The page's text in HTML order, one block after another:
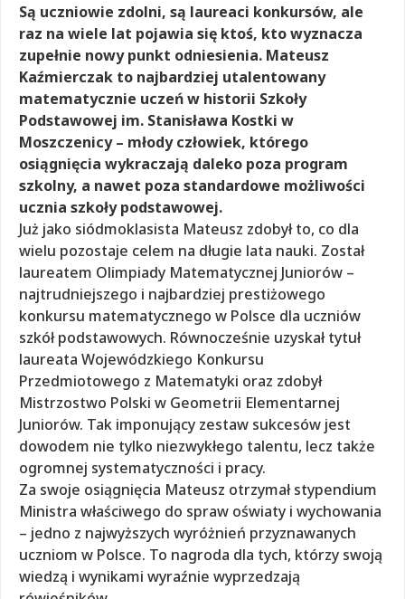
Są uczniowie zdolni, są laureaci konkursów, ale
raz na wiele lat pojawia się ktoś, kto wyznacza
zupełnie nowy punkt odniesienia. Mateusz
Kaźmierczak to najbardziej utalentowany
matematycznie uczeń w historii Szkoły
Podstawowej im. Stanisława Kostki w
Moszczenicy – młody człowiek, którego
osiągnięcia wykraczają daleko poza program
szkolny, a nawet poza standardowe możliwości
ucznia szkoły podstawowej.
Już jako siódmoklasista Mateusz zdobył to, co dla
wielu pozostaje celem na długie lata nauki. Został
laureatem Olimpiady Matematycznej Juniorów –
najtrudniejszego i najbardziej prestiżowego
konkursu matematycznego w Polsce dla uczniów
szkół podstawowych. Równocześnie uzyskał tytuł
laureata Wojewódzkiego Konkursu
Przedmiotowego z Matematyki oraz zdobył
Mistrzostwo Polski w Geometrii Elementarnej
Juniorów. Tak imponujący zestaw sukcesów jest
dowodem nie tylko niezwykłego talentu, lecz także
ogromnej systematyczności i pracy.
Za swoje osiągnięcia Mateusz otrzymał stypendium
Ministra właściwego do spraw oświaty i wychowania
– jedno z najwyższych wyróżnień przyznawanych
uczniom w Polsce. To nagroda dla tych, którzy swoją
wiedzą i wynikami wyraźnie wyprzedzają